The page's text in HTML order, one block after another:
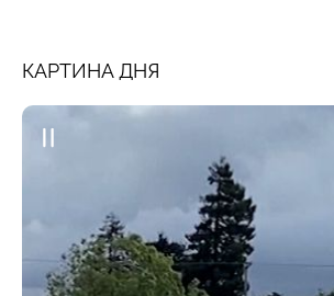
КАРТИНА ДНЯ